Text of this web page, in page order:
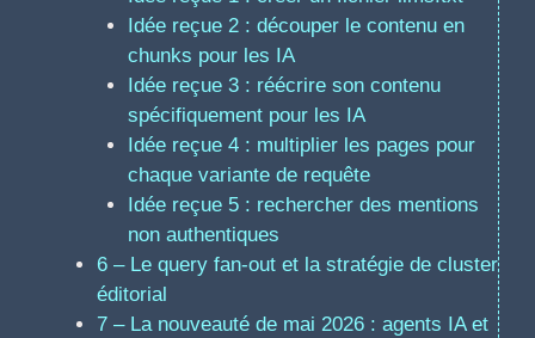
Idée reçue 2 : découper le contenu en
chunks pour les IA
Idée reçue 3 : réécrire son contenu
spécifiquement pour les IA
Idée reçue 4 : multiplier les pages pour
chaque variante de requête
Idée reçue 5 : rechercher des mentions
non authentiques
6 – Le query fan-out et la stratégie de cluster
éditorial
7 – La nouveauté de mai 2026 : agents IA et